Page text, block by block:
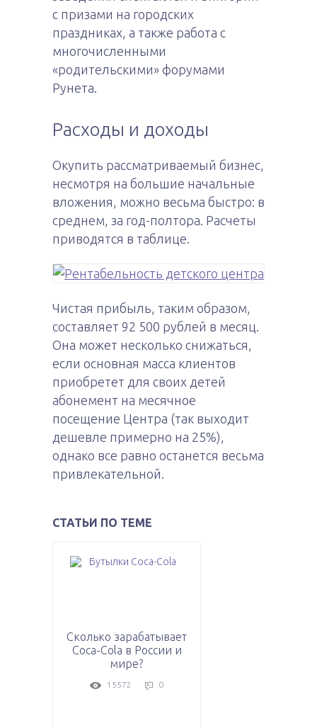
с призами на городских
праздниках, а также работа с
многочисленными
«родительскими» форумами
Рунета.
Расходы и доходы
Окупить рассматриваемый бизнес,
несмотря на большие начальные
вложения, можно весьма быстро: в
среднем, за год-полтора. Расчеты
приводятся в таблице.
Чистая прибыль, таким образом,
составляет 92 500 рублей в месяц.
Она может несколько снижаться,
если основная масса клиентов
приобретет для своих детей
абонемент на месячное
посещение Центра (так выходит
дешевле примерно на 25%),
однако все равно останется весьма
привлекательной.
СТАТЬИ ПО ТЕМЕ
Сколько зарабатывает
Coca-Cola в России и
мире?
15572 0